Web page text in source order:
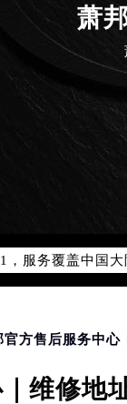
萧
：400-885-0231
服务覆盖中国
：
W3座6层602室
37层3705室（
方售后服务中心
维修地